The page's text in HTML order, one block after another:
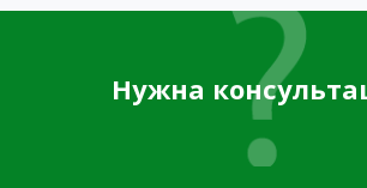
Нужна